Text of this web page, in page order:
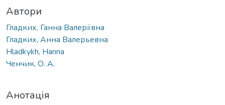
Автори
Гладких, Ганна Валеріївна
Гладких, Анна Валерьевна
Hladkykh, Hanna
Ченчик, О. А.
Анотація